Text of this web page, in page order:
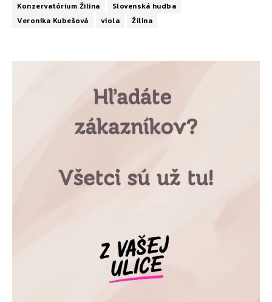
Konzervatórium Žilina
Slovenská hudba
Veronika Kubešová
viola Žilina